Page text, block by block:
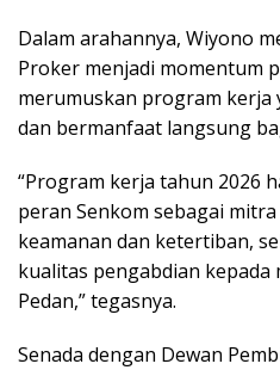
Dalam arahannya, Wiyono
Proker menjadi momentum
merumuskan program kerja
dan bermanfaat langsung
“Program kerja tahun 2026
peran Senkom sebagai
keamanan dan ketertiban,
kualitas pengabdian kepada
Pedan,” tegasnya.
Senada dengan Dewan